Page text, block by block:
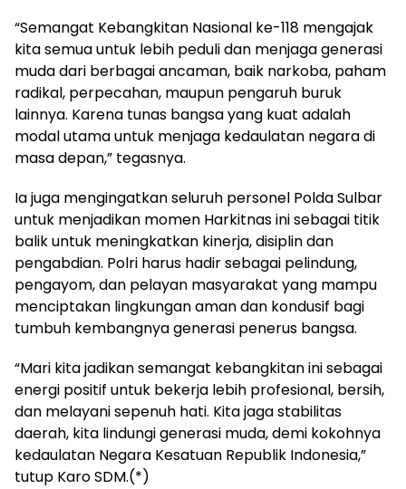
“Semangat Kebangkitan Nasional ke-118 mengajak
kita semua untuk lebih peduli dan menjaga generasi
muda dari berbagai ancaman, baik narkoba, paham
radikal, perpecahan, maupun pengaruh buruk
lainnya. Karena tunas bangsa yang kuat adalah
modal utama untuk menjaga kedaulatan negara di
masa depan,” tegasnya.
Ia juga mengingatkan seluruh personel Polda Sulbar
untuk menjadikan momen Harkitnas ini sebagai titik
balik untuk meningkatkan kinerja, disiplin dan
pengabdian. Polri harus hadir sebagai pelindung,
pengayom, dan pelayan masyarakat yang mampu
menciptakan lingkungan aman dan kondusif bagi
tumbuh kembangnya generasi penerus bangsa.
“Mari kita jadikan semangat kebangkitan ini sebagai
energi positif untuk bekerja lebih profesional, bersih,
dan melayani sepenuh hati. Kita jaga stabilitas
daerah, kita lindungi generasi muda, demi kokohnya
kedaulatan Negara Kesatuan Republik Indonesia,”
tutup Karo SDM.(*)